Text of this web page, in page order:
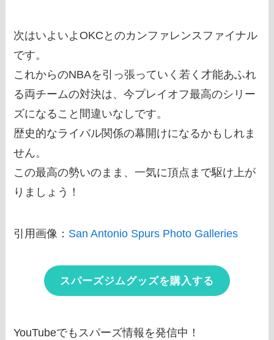
次はいよいよOKCとのカンファレンスファイナル
です。
これからのNBAを引っ張っていく若く才能あふれ
る両チームの対決は、今プレイオフ最高のシリー
ズになること間違いなしです。
歴史的なライバル関係の幕開けになるかもしれま
せん。
この最高の勢いのまま、一気に頂点まで駆け上が
りましょう！
引用画像： San Antonio Spurs Photo Galleries
スパーズジムグッズを購入する
YouTubeでもスパーズ情報を発信中！